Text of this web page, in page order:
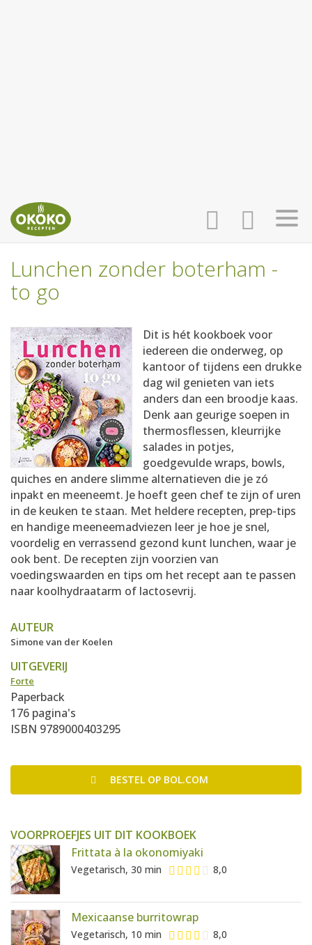
INLOGGEN
AANMELDEN
HOME
RECEPTEN
WEEKMENU'S
KOOKBOEKEN
Lunchen zonder boterham -
to go
Dit is hét kookboek voor
iedereen die onderweg, op
kantoor of tijdens een drukke
dag wil genieten van iets
anders dan een broodje kaas.
Denk aan geurige soepen in
thermosflessen, kleurrijke
salades in potjes,
goedgevulde wraps, bowls,
quiches en andere slimme alternatieven die je zó
inpakt en meeneemt. Je hoeft geen chef te zijn of uren
in de keuken te staan. Met heldere recepten, prep-tips
en handige meeneemadviezen leer je hoe je snel,
voordelig en verrassend gezond kunt lunchen, waar je
ook bent. De recepten zijn voorzien van
voedingswaarden en tips om het recept aan te passen
naar koolhydraatarm of lactosevrij.
AUTEUR
Simone van der Koelen
UITGEVERIJ
Forte
Paperback
176 pagina's
ISBN 9789000403295
BESTEL OP BOL.COM
VOORPROEFJES UIT DIT KOOKBOEK
Frittata à la okonomiyaki
Vegetarisch, 30 min 8,0
Mexicaanse burritowrap
Vegetarisch, 10 min 8,0